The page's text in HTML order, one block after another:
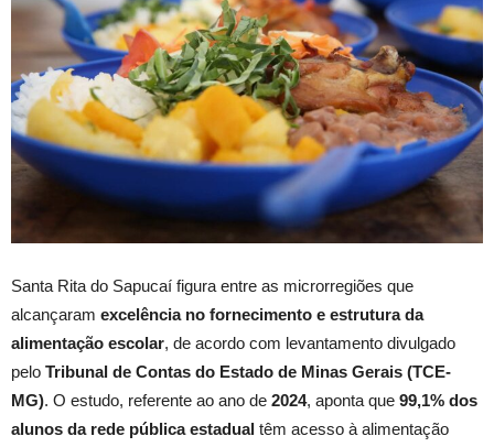
Santa Rita do Sapucaí figura entre as microrregiões que
alcançaram excelência no fornecimento e estrutura da
alimentação escolar, de acordo com levantamento divulgado
pelo Tribunal de Contas do Estado de Minas Gerais (TCE-
MG). O estudo, referente ao ano de 2024, aponta que 99,1% dos
alunos da rede pública estadual têm acesso à alimentação